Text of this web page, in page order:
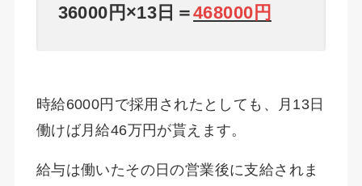
36000円×13日＝468000円
時給6000円で採用されたとしても、月13日
働けば月給46万円が貰えます。
給与は働いたその日の営業後に支給されま